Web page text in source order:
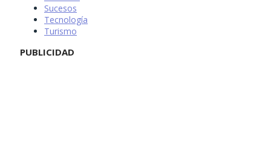
Sucesos
Tecnología
Turismo
PUBLICIDAD